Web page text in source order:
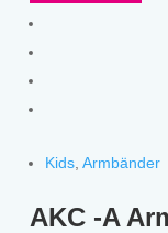
Kids ,Armbänder
AKC -A